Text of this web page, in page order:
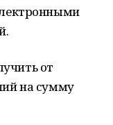
от
на сумму